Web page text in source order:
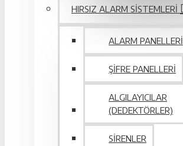
HIRSIZ ALARM SISTEMLERI
ALARM PANELLERI
ŞIFRE PANELLERI
ALGILAYICILAR
(DEDEKTÖRLER)
SIRENLER